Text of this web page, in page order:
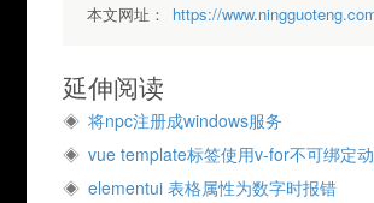
本文网址：
https://www.ningguoteng.com/
延伸阅读
将npc注册成windows服务
vue template标签使用v-for不可绑定
elementui 表格属性为数字时报错